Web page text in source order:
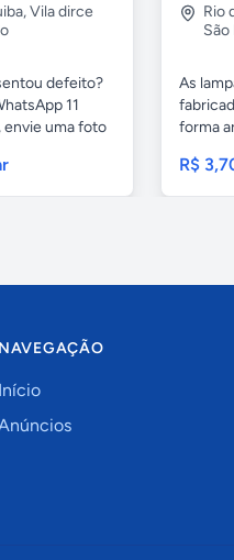
,Vila dirce
defeito?
11
uma foto
Rio
São
As
forma
R$
NAVEGAÇÃO
Início